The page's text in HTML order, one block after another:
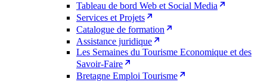
Tableau de bord Web et Social Media
Services et Projets
Catalogue de formation
Assistance juridique
Les Semaines du Tourisme Economique et des
Savoir-Faire
Bretagne Emploi Tourisme